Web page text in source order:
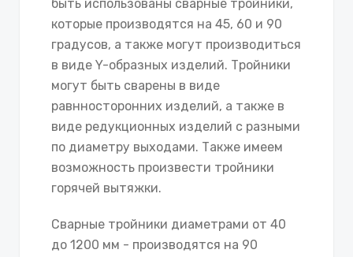
быть использованы сварные тройники,
которые производятся на 45, 60 и 90
градусов, а также могут производиться
в виде Y-образных изделий. Тройники
могут быть сварены в виде
равнносторонних изделий, а также в
виде редукционных изделий с разными
по диаметру выходами. Также имеем
возможность произвести тройники
горячей вытяжки.
Сварные тройники диаметрами от 40
до 1200 мм - производятся на 90